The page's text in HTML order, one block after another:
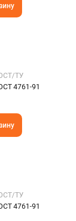
ТУ
4761-91
ТУ
4761-91